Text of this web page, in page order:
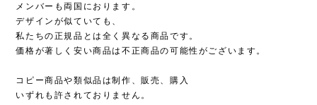
メンバーも両国におります。
デザインが似ていても、
私たちの正規品とは全く異なる商品です。
価格が著しく安い商品は不正商品の可能性がございます。
コピー商品や類似品は制作、販売、購入
いずれも許されておりません。